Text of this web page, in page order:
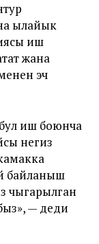
ылайык
иш
жана
эч
иш боюнча
негиз
байланыш
чыгарылган
— деди